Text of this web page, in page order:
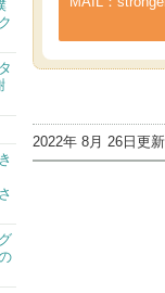
2022年 8月 26日更新